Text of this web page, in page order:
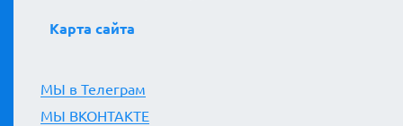
Карта сайта
МЫ в Телеграм
МЫ ВКОНТАКТЕ